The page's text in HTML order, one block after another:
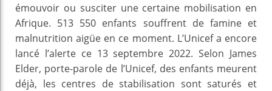
émouvoir ou susciter une certaine mobilisation en
Afrique. 513 550 enfants souffrent de famine et
malnutrition aigüe en ce moment. L’Unicef a encore
lancé l’alerte ce 13 septembre 2022. Selon James
Elder, porte-parole de l’Unicef, des enfants meurent
déjà, les centres de stabilisation sont saturés et